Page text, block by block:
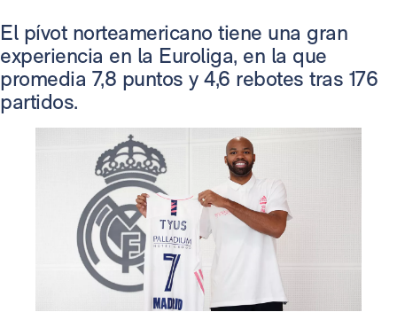
El pívot norteamericano tiene una gran
experiencia en la Euroliga, en la que
promedia 7,8 puntos y 4,6 rebotes tras 176
partidos.